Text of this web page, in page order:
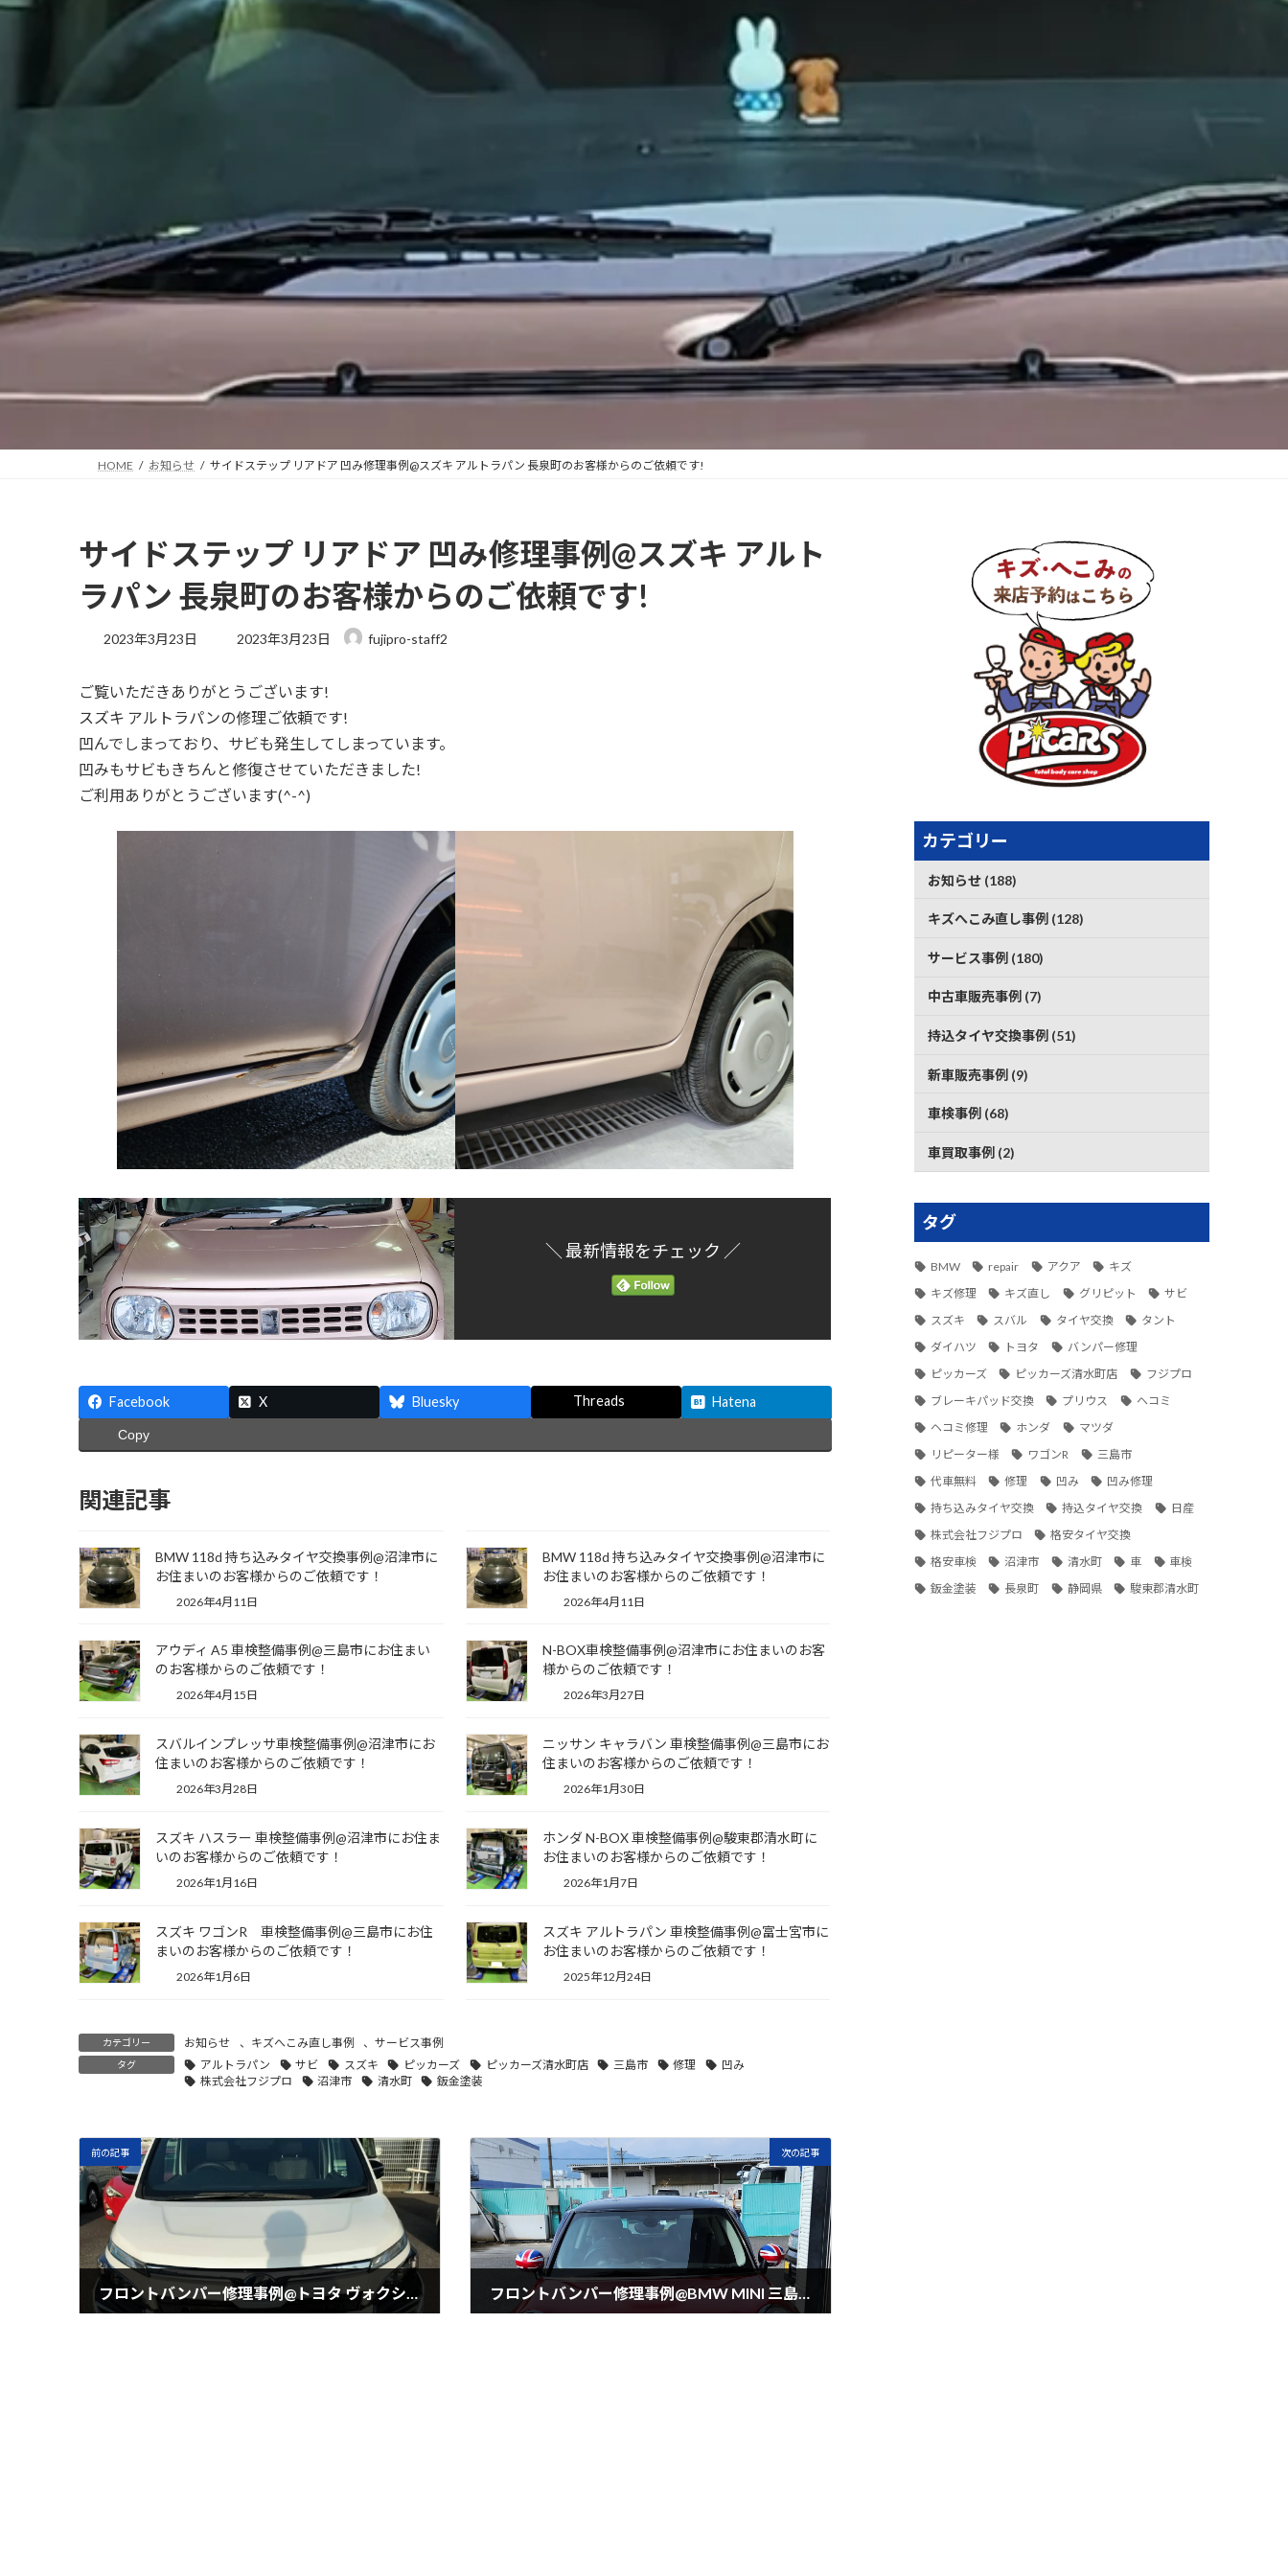
HOME お知らせ サイドステップ リアドア 凹み修理事例@スズキ アルトラパン 長泉町のお客様からのご依頼です!
サイドステップ リアドア 凹み修理事例@スズキ アルト
ラパン 長泉町のお客様からのご依頼です!
2023年3月23日
最
新
日
時
:
2023年3月23日 fujipro-staff2
ご覧いただきありがとうございます!
スズキ アルトラパンの修理ご依頼です!
凹んでしまっており、サビも発生してしまっています。
凹みもサビもきちんと修復させていただきました!
ご利用ありがとうございます(^-^)
＼ 最新情報をチェック ／
Facebook X Bluesky Threads Hatena
Copy
関連記事
BMW 118d 持ち込みタイヤ交換事例@沼津市に
お住まいのお客様からのご依頼です！
2026年4月11日
BMW 118d 持ち込みタイヤ交換事例@沼津市に
お住まいのお客様からのご依頼です！
2026年4月11日
アウディ A5 車検整備事例@三島市にお住まい
のお客様からのご依頼です！
2026年4月15日
N-BOX車検整備事例@沼津市にお住まいのお客
様からのご依頼です！
2026年3月27日
スバルインプレッサ車検整備事例@沼津市にお
住まいのお客様からのご依頼です！
2026年3月28日
ニッサン キャラバン 車検整備事例@三島市にお
住まいのお客様からのご依頼です！
2026年1月30日
スズキ ハスラー 車検整備事例@沼津市にお住ま
いのお客様からのご依頼です！
2026年1月16日
ホンダ N-BOX 車検整備事例@駿東郡清水町に
お住まいのお客様からのご依頼です！
2026年1月7日
スズキ ワゴンR 車検整備事例@三島市にお住
まいのお客様からのご依頼です！
2026年1月6日
スズキ アルトラパン 車検整備事例@富士宮市に
お住まいのお客様からのご依頼です！
2025年12月24日
カテゴリー お知らせ 、 キズへこみ直し事例 、サービス事例
タグ アルトラパン サビ スズキ ピッカーズ ピッカーズ清水町店 三島市 修理
凹み
株式会社フジプロ
沼津市 清水町 鈑金塗装
前の記事
フロントバンパー修理事例@トヨタ ヴォクシー 清水町のお客様からのご依頼です!
次の記事
フロントバンパー修理事例@BMW MINI 三島市のお客様からのご依頼です!
カテゴリー
お知らせ (188)
キズへこみ直し事例 (128)
サービス事例 (180)
中古車販売事例 (7)
持込タイヤ交換事例 (51)
新車販売事例 (9)
車検事例 (68)
車買取事例 (2)
タグ
BMW repair アクア
キズ
キズ修理
キズ直し グリピット
サビ
スズキ
スバル タイヤ交換
タント
ダイハツ
トヨタ
バンパー修理
ピッカーズ
ピッカーズ清水町店
フジプロ
ブレーキパッド交換
プリウス
ヘコミ
ヘコミ修理
ホンダ
マツダ
リピーター様
ワゴンR
三島市
代車無料
修理 凹み
凹み修理
持ち込みタイヤ交換
持込タイヤ交換
日産
株式会社フジプロ
格安タイヤ交換
格安車検
沼津市 清水町 車
車検
鈑金塗装
長泉町 静岡県 駿東郡清水町